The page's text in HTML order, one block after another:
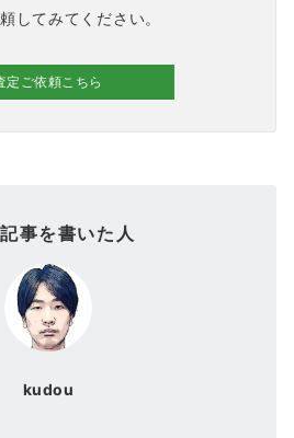
してみてください。
定ご依頼こちら
事を書いた人
kudou